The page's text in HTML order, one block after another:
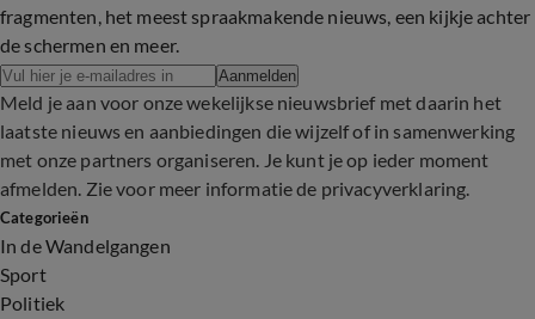
fragmenten, het meest spraakmakende nieuws, een kijkje achter
de schermen en meer.
Aanmelden
Meld je aan voor onze wekelijkse nieuwsbrief met daarin het
laatste nieuws en aanbiedingen die wijzelf of in samenwerking
met onze partners organiseren. Je kunt je op ieder moment
afmelden. Zie voor meer informatie de privacyverklaring.
Categorieën
In de Wandelgangen
Sport
Politiek